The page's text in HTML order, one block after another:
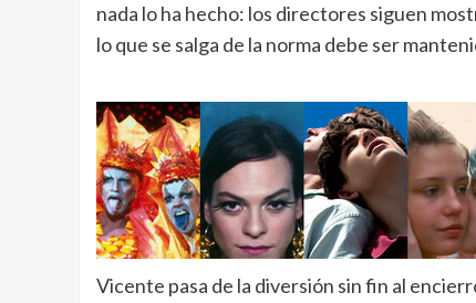
nada lo ha hecho: los directores siguen
lo que se salga de la norma debe ser
Vicente pasa de la diversión sin fin al